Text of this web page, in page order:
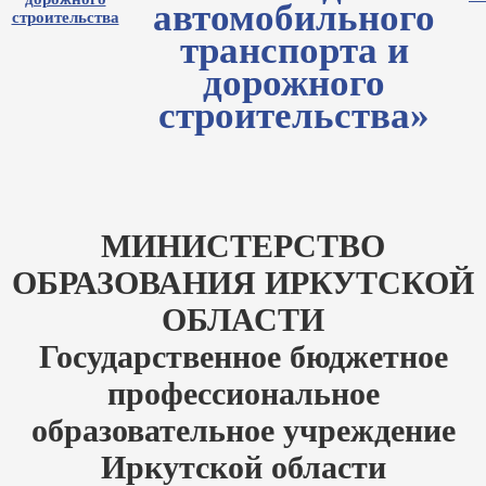
автомобильного
транспорта и
дорожного
строительства»
МИНИСТЕРСТВО
ОБРАЗОВАНИЯ ИРКУТСКОЙ
ОБЛАСТИ
Государственное бюджетное
профессиональное
образовательное учреждение
Иркутской области